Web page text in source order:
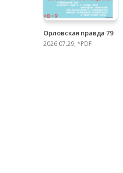
Орловская правда 79
2026.07.29, *PDF